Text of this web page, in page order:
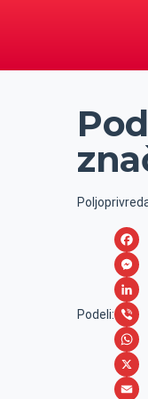
Podeli:
F
a
c
e
b
o
M
e
s
s
e
L
i
n
k
V
i
b
W
h
X